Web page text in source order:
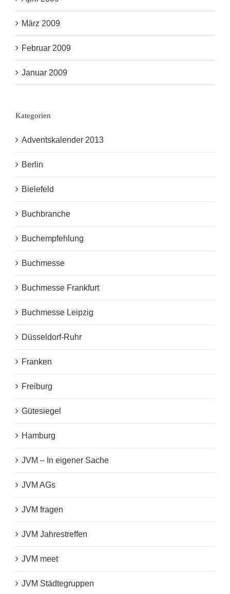
März 2009
Februar 2009
Januar 2009
Kategorien
Adventskalender 2013
Berlin
Bielefeld
Buchbranche
Buchempfehlung
Buchmesse
Buchmesse Frankfurt
Buchmesse Leipzig
Düsseldorf-Ruhr
Franken
Freiburg
Gütesiegel
Hamburg
JVM – In eigener Sache
JVM AGs
JVM fragen
JVM Jahrestreffen
JVM meet
JVM Städtegruppen